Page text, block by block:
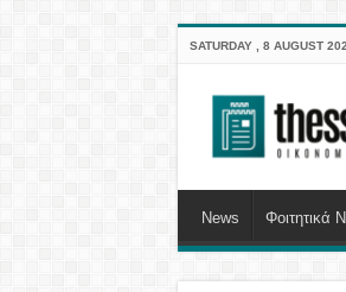
SATURDAY , 8 AUGUST
News Φοιτητικά